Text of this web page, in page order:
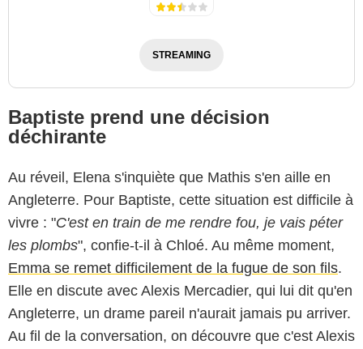
STREAMING
Baptiste prend une décision
déchirante
Au réveil, Elena s'inquiète que Mathis s'en aille en
Angleterre. Pour Baptiste, cette situation est difficile à
vivre : "C'est en train de me rendre fou, je vais péter
les plombs", confie-t-il à Chloé. Au même moment,
Emma se remet difficilement de la fugue de son fils.
Elle en discute avec Alexis Mercadier, qui lui dit qu'en
Angleterre, un drame pareil n'aurait jamais pu arriver.
Au fil de la conversation, on découvre que c'est Alexis